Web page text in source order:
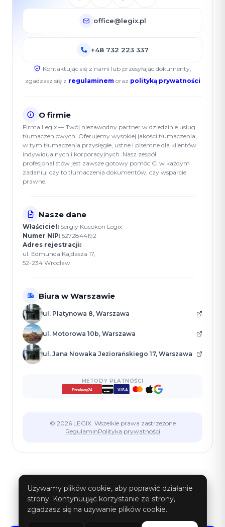
office@legix.pl
+48 732 223 337
Kontaktując się z nami lub przesyłając dokumenty,
zgadzasz się z regulaminem oraz polityką prywatności
O firmie
Firma Legix — Twój niezawodny partner w dziedzinie usług
tłumaczeniowych. Oferujemy wysokiej jakości tłumaczenia,
w tym tłumaczenia przysięgłe, ustne i pisemne dla klientów
indywidualnych i korporacyjnych. Nasz zespół
profesjonalistów jest zawsze gotowy pomóc Ci w każdym
zadaniu, czy to tłumaczenia dokumentów, czy wsparcie
prawne.
Nasze dane
Właściciel: Sergiy Kucokon Legix
Numer NIP: 5272844192
Adres rejestracji:
ul. Edmunda Kajdasza 17,
52-234 Wrocław
Biura w Warszawie
ul. Platynowa 8, Warszawa
ul. Motorowa 10b, Warszawa
ul. Jana Nowaka Jeziorańskiego 17, Warszawa
METODY PŁATNOŚCI
Przelewy24 VISA
© 2026 LEGIX. Wszelkie prawa zastrzeżone
RegulaminPolityka prywatności
Używamy plików cookie, aby poprawić działanie
strony. Kontynuując korzystanie ze strony,
zgadzasz się na używanie plików cookie.